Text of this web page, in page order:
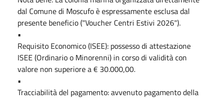
dal Comune di Moscufo è espressamente esclusa dal
presente beneficio ("Voucher Centri Estivi 2026").
•
Requisito Economico (ISEE): possesso di attestazione
ISEE (Ordinario o Minorenni) in corso di validità con
valore non superiore a € 30.000,00.
•
Tracciabilità del pagamento: avvenuto pagamento della